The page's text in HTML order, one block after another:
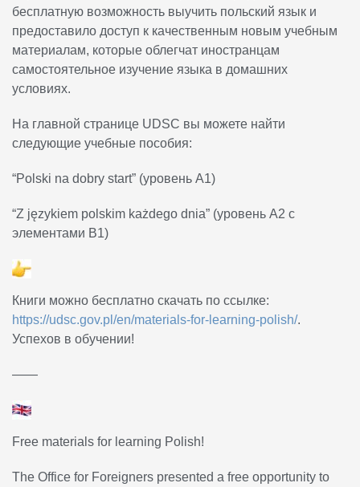
бесплатную возможность выучить польский язык и
предоставило доступ к качественным новым учебным
материалам, которые облегчат иностранцам
самостоятельное изучение языка в домашних
условиях.
На главной странице UDSC вы можете найти
следующие учебные пособия:
“Polski na dobry start” (уровень A1)
“Z językiem polskim każdego dnia” (уровень A2 с
элементами B1)
Книги можно бесплатно скачать по ссылке:
https://udsc.gov.pl/en/materials-for-learning-polish/.
Успехов в обучении!
——
Free materials for learning Polish!
The Office for Foreigners presented a free opportunity to